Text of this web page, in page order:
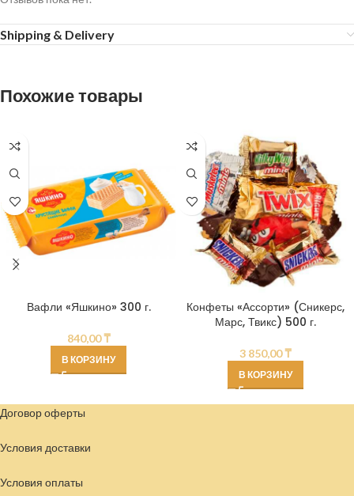
Shipping & Delivery
Похожие товары
Вафли «Яшкино» 300 г.
840,00₸
В КОРЗИНУ
Конфеты «Ассорти» (Сникерс,
Марс, Твикс) 500 г.
3 850,00₸
В КОРЗИНУ
Договор оферты
Условия доставки
Условия оплаты